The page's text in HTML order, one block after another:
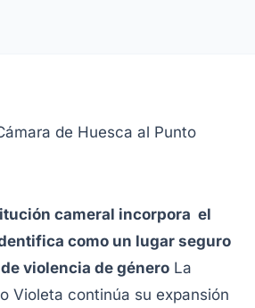
cameral incorpora el
como un lugar seguro
violencia de género La
Violeta continúa su expansión